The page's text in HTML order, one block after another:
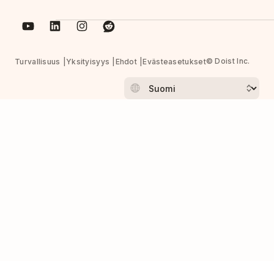
Turvallisuus Yksityisyys Ehdot Evästeasetukset© Doist Inc.